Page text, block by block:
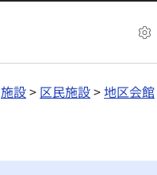
施設> 区民施設>地区会館